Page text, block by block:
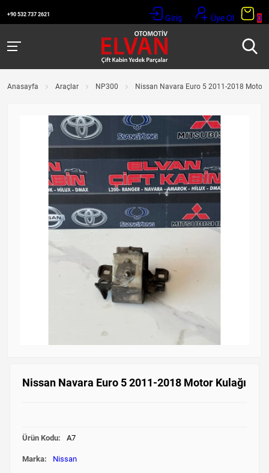
+90 532 737 2621 Giriş Üye Ol 0
Anasayfa Araçlar NP300 Nissan Navara Euro 5 2011-2018 Motor
Nissan Navara Euro 5 2011-2018 Motor Kulağı
Ürün Kodu: A7
Marka: Nissan